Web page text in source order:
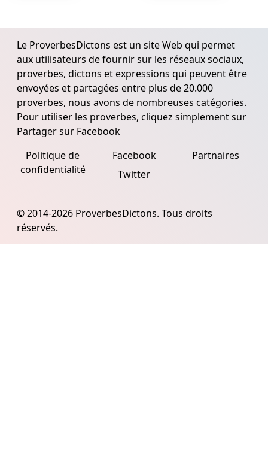
Le ProverbesDictons est un site Web qui permet
aux utilisateurs de fournir sur les réseaux sociaux,
proverbes, dictons et expressions qui peuvent être
envoyées et partagées entre plus de 20.000
proverbes, nous avons de nombreuses catégories.
Pour utiliser les proverbes, cliquez simplement sur
Partager sur Facebook
Politique de
confidentialité
Facebook
Twitter
Partnaires
© 2014-2026 ProverbesDictons. Tous droits
réservés.